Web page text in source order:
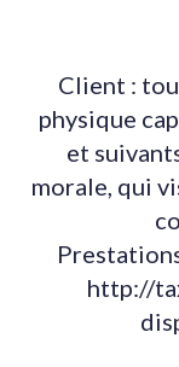
Client :
physique
et
morale, qui
http://